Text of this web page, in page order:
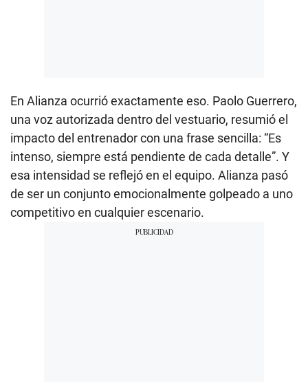
En Alianza ocurrió exactamente eso. Paolo Guerrero,
una voz autorizada dentro del vestuario, resumió el
impacto del entrenador con una frase sencilla: “Es
intenso, siempre está pendiente de cada detalle”. Y
esa intensidad se reflejó en el equipo. Alianza pasó
de ser un conjunto emocionalmente golpeado a uno
competitivo en cualquier escenario.